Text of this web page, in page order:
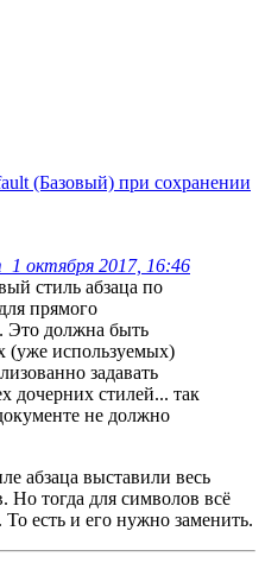
(Базовый) при сохранении
октября 2017, 16:46
стиль абзаца по
прямого
Это должна быть
(уже используемых)
задавать
дочерних стилей... так
не должно
абзаца выставили весь
Но тогда для символов всё
есть и его нужно заменить.